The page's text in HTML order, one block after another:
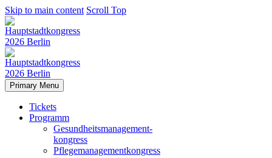
Skip to main content Scroll Top
Primary Menu
Tickets
Programm
Gesundheitsmanagement-
kongress
Pflegemanagementkongress